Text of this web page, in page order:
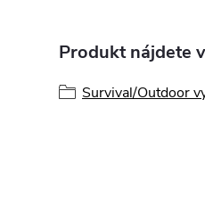
Produkt nájdete
Survival/Outdoor